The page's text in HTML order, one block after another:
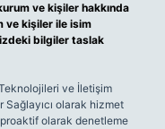
ve kişiler hakkında
ve kişiler ile isim
bilgiler taslak
ve İletişim
Sağlayıcı olarak hizmet
olarak denetleme